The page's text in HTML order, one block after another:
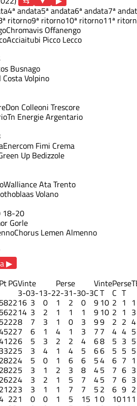
4ª andata5ª andata6ª andata7ª
ritorno9ª ritorno10ª ritorno11ª
Chromavis Offanengo
Acciaitubi Picco Lecco
Busnago
Costa Volpino
Don Colleoni Trescore
Tn Energie Argentario
Enercom Fimi Crema
Up Bedizzole
Walliance Ata Trento
Volano
18-20
Gorle
Chorus Lemen Almenno
▶
PtPGVinte Perse VintePerse
3-03-13-22-31-30-3CT C T
582216 3 0 1 2 0 9 10 2 1 1
562214 3 2 1 1 1 9 10 2 1 3
52228 7 3 1 0 3 99 2 2 4
227 6 1 4 1 3 7 7 4 4 5
226 5 3 2 2 4 68 5 3 5
33225 3 4 1 4 5 66 5 5 5
28224 5 0 1 6 6 54 6 7 1
28225 3 1 2 3 8 45 7 6 3
26224 3 2 1 5 7 45 7 6 3
21223 3 1 1 7 7 5 2 6 9 2
221 0 0 1 5 15 1 0 1011 1